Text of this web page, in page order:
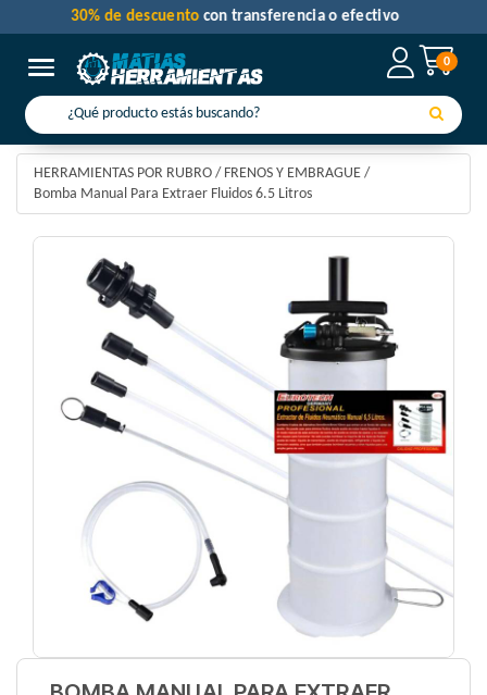
0
Toggle navigation
30% de descuentocon transferencia o efectivo
HERRAMIENTAS POR RUBRO / FRENOS Y EMBRAGUE /
Bomba Manual Para Extraer Fluidos 6.5 Litros